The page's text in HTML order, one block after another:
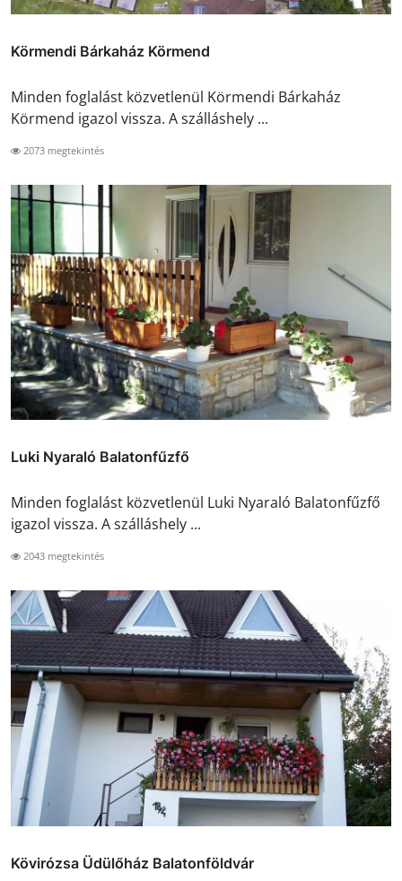
Körmendi Bárkaház Körmend
Minden foglalást közvetlenül Körmendi Bárkaház
Körmend igazol vissza. A szálláshely ...
2073 megtekintés
Luki Nyaraló Balatonfűzfő
Minden foglalást közvetlenül Luki Nyaraló Balatonfűzfő
igazol vissza. A szálláshely ...
2043 megtekintés
Kövirózsa Üdülőház Balatonföldvár